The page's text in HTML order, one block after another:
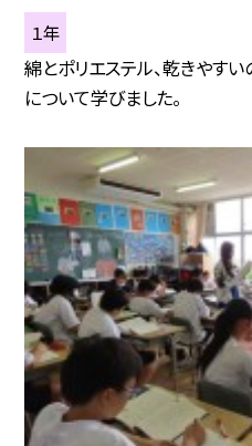
１年
綿とポリエステル、乾きやす
について学びました。